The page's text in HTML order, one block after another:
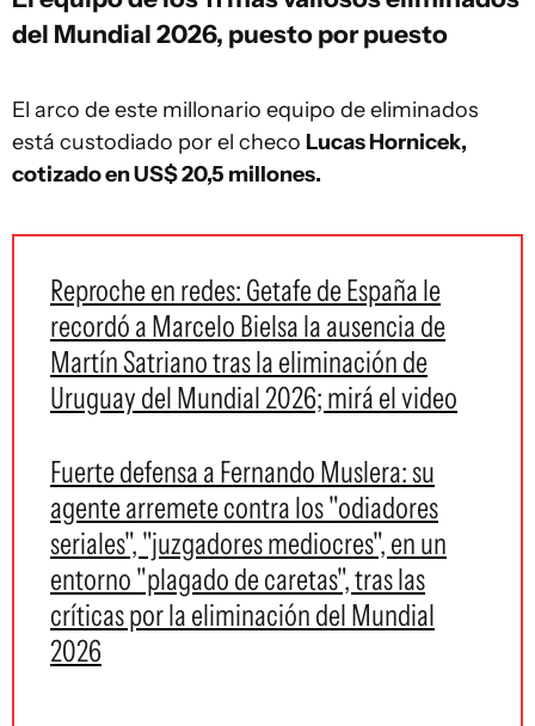
del Mundial 2026, puesto por puesto
El arco de este millonario equipo de eliminados
está custodiado por el checo Lucas Hornicek,
cotizado en US$ 20,5 millones.
Reproche en redes: Getafe de España le
recordó a Marcelo Bielsa la ausencia de
Martín Satriano tras la eliminación de
Uruguay del Mundial 2026; mirá el video
Fuerte defensa a Fernando Muslera: su
agente arremete contra los "odiadores
seriales", "juzgadores mediocres", en un
entorno "plagado de caretas", tras las
críticas por la eliminación del Mundial
2026